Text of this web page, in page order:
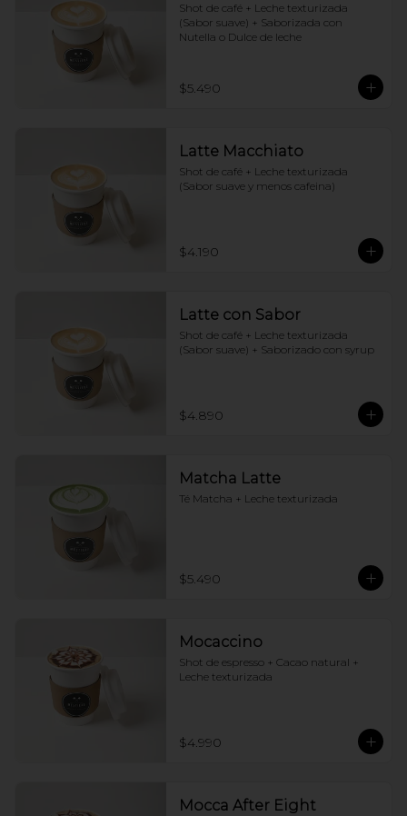
Shot de café + Leche texturizada
(Sabor suave) + Saborizada con
Nutella o Dulce de leche
$5.490
Latte Macchiato
Shot de café + Leche texturizada
(Sabor suave y menos cafeina)
$4.190
Latte con Sabor
Shot de café + Leche texturizada
(Sabor suave) + Saborizado con syrup
$4.890
Matcha Latte
Té Matcha + Leche texturizada
$5.490
Mocaccino
Shot de espresso + Cacao natural +
Leche texturizada
$4.990
Mocca After Eight